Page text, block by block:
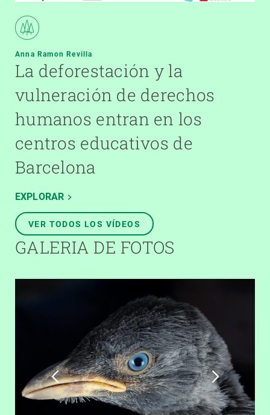
Anna Ramon Revilla
La deforestación y la
vulneración de derechos
humanos entran en los
centros educativos de
Barcelona
EXPLORAR
VER TODOS LOS VÍDEOS
GALERIA DE FOTOS